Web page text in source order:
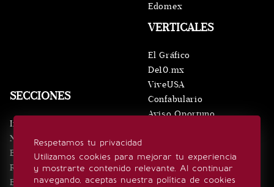
Respetamos tu privacidad
Utilizamos cookies para mejorar tu experiencia
y mostrarte contenido relevante. Al continuar
navegando, aceptas nuestra política de cookies
SECCIONES
Inicio
Noticias
Eventos
Realeza
Estilo de vida
VERTICALES
El Gráfico
De10.mx
ViveUSA
Confabulario
Aviso Oportuno
Edomex
SÍGUENOS